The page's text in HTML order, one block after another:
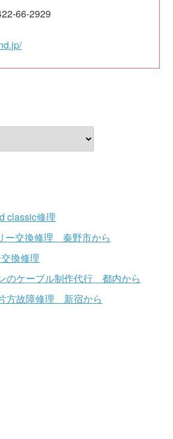
66-2929
classic修理
ー交換修理 秦野市から
換修理
のケーブル制作代行 都内から
方故障修理 新宿から